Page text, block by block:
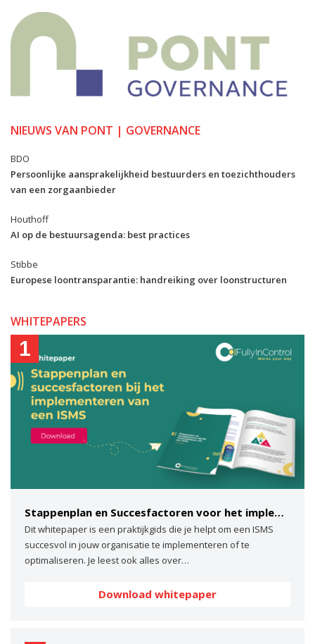
NIEUWS VAN PONT | GOVERNANCE
BDO
Persoonlijke aansprakelijkheid bestuurders en toezichthouders
van een zorgaanbieder
Houthoff
AI op de bestuursagenda: best practices
Stibbe
Europese loontransparantie: handreiking over loonstructuren
WHITEPAPERS
1
Stappenplan en Succesfactoren voor het implementeren van een ISMS
Dit whitepaper is een praktijkgids die je helpt om een ISMS
succesvol in jouw organisatie te implementeren of te
optimaliseren. Je leest ook alles over…
Download whitepaper